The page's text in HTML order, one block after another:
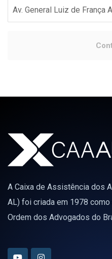
Av. General Luiz de França
A Caixa de Assistência dos
AL) foi criada em 1978
Ordem dos Advogados do